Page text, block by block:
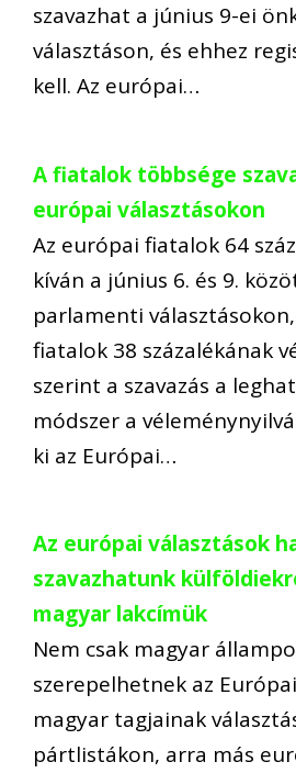
szavazhat a június 9-ei
választáson, és ehhez
kell. Az európai…
A fiatalok többsége
európai választásokon
Az európai fiatalok 64
kíván a június 6. és 9.
parlamenti
fiatalok 38 százalékának
szerint a szavazás a
módszer a
ki az Európai…
Az európai választások
szavazhatunk
magyar lakcímük
Nem csak magyar
szerepelhetnek az
magyar tagjainak
pártlistákon, arra más